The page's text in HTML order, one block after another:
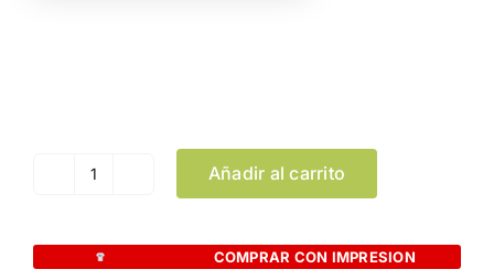
Bolsa
cantidad
Añadir al carrito
COMPRAR CON IMPRESION